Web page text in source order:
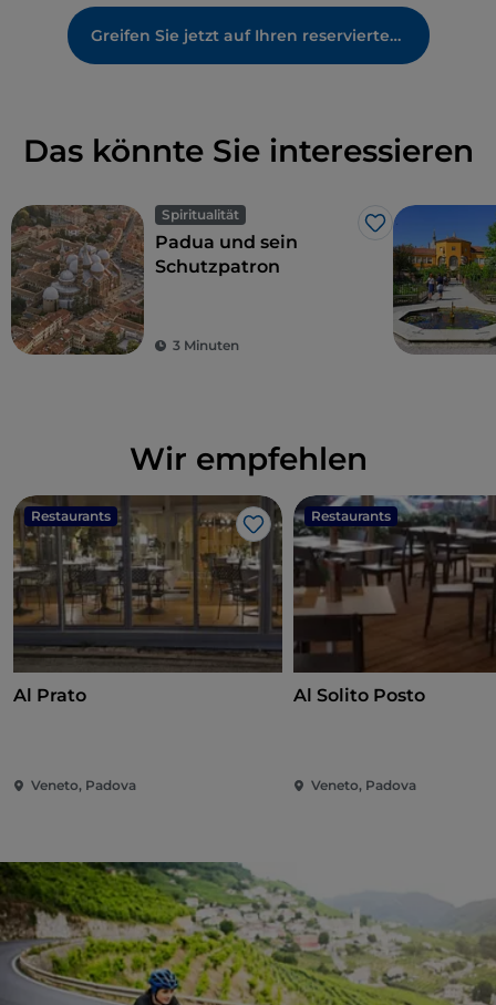
Greifen Sie jetzt auf Ihren reservierten Bereich zu
Das könnte Sie interessieren
Spiritualität
Like
Padua und sein
Schutzpatron
3 Minuten
Wir empfehlen
Restaurants
Like
Al Prato
Veneto, Padova
Restaurants
Al Solito Posto
Veneto, Padova